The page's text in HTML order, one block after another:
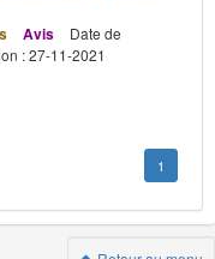
Avis
Date de
: 27-11-2021
1